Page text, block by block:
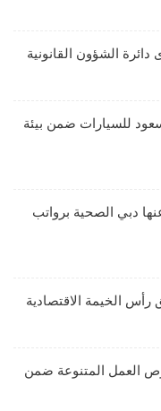
الشؤون القانونية
للسيارات ضمن بيئة
دبي الصحية برواتب
الخيمة الاقتصادية
العمل المتنوعة ضمن